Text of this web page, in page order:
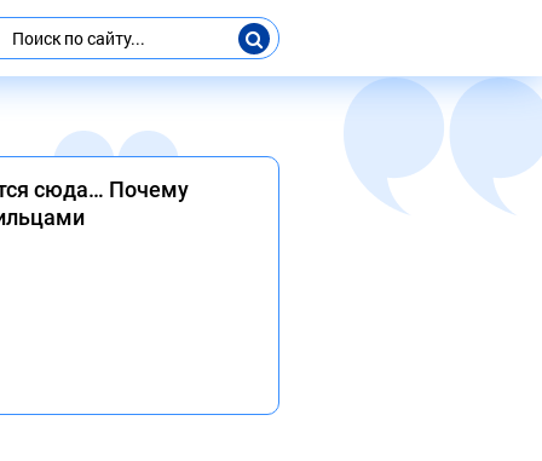
сюда… Почему